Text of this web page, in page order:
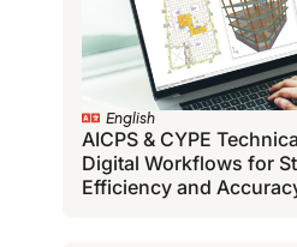
English
AICPS & CYPE
Digital Workflows for
Efficiency and